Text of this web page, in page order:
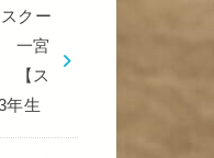
クー
一宮
【ス
年生